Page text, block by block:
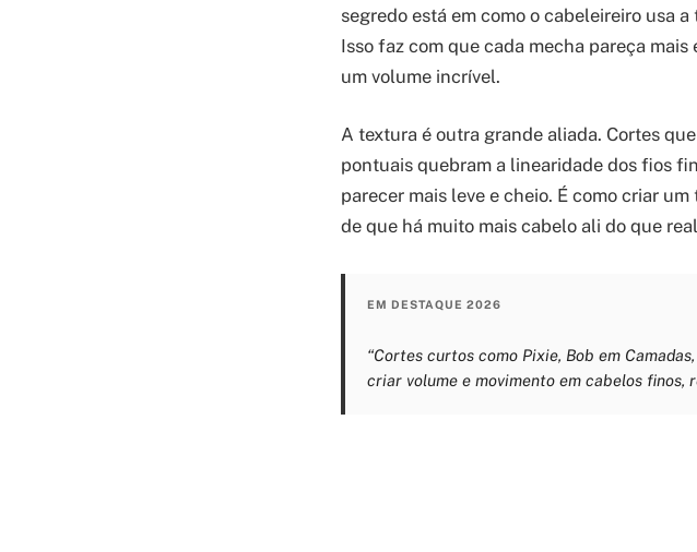
segredo está em como o cabeleireiro usa
Isso faz com que cada mecha pareça
um volume incrível.
A textura é outra grande aliada. Cortes
pontuais quebram a linearidade dos fios
parecer mais leve e cheio. É como criar
de que há muito mais cabelo ali do que
EM DESTAQUE 2026
“Cortes curtos como Pixie, Bob em
criar volume e movimento em cabelos finos,